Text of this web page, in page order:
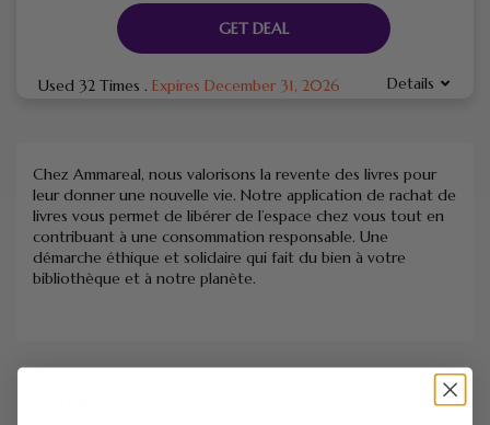
GET DEAL
Used 32 Times . Expires December 31, 2026 Details
Chez Ammareal, nous valorisons la revente des livres pour
leur donner une nouvelle vie. Notre application de rachat de
livres vous permet de libérer de l’espace chez vous tout en
contribuant à une consommation responsable. Une
démarche éthique et solidaire qui fait du bien à votre
bibliothèque et à notre planète.